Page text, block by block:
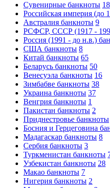
Сувенирные банкноты 18
Российская империя (до
Австралия банкноты 9
РСФСР, СССР (1917 -
Россия (1991 - до н.в.)
США банкноты 8
Китай банкноты 65
Беларусь банкноты 50
Венесуэла банкноты 16
Зимбабве банкноты 38
Украина банкноты 37
Венгрия банкноты 1
Пакистан банкноты 2
Приднестровье банкноты
Босния и Герцеговина
Мадагаскар банкноты 8
Сербия банкноты 3
Туркменистан банкноты
Узбекистан банкноты 28
Макао банкноты 7
Нигерия банкноты 2